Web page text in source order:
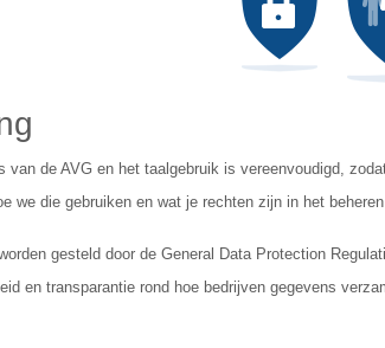
slechts geldig indien deze
zijn
Algemene Voorwaarden
communicatie
van een of
tast de geldigheid of
aan. Indien zou blijken dat